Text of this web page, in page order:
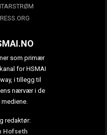
som primær
for HSMAI
i tillegg til
nærvær i de
redaktør:
Hofseth